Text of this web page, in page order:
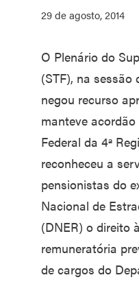
29 de agosto, 2014
O Plenário do
(STF), na sessão
negou recurso
manteve
Federal da 4ª
reconheceu a
pensionistas do
Nacional de
(DNER) o direito
remuneratória
de cargos do